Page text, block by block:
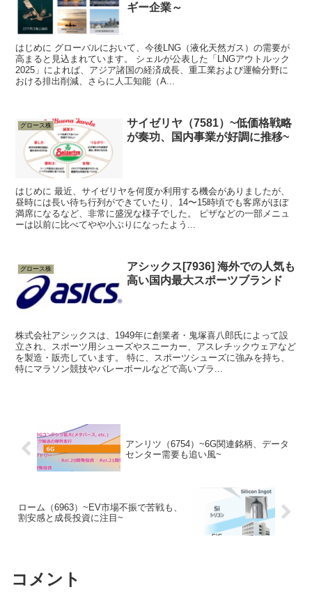
ギー企業～
はじめに グローバルにおいて、今後LNG（液化天然ガス）の需要が
高まると見込まれています。 シェルが公表した「LNGアウトルック
2025」によれば、アジア諸国の経済成長、重工業および運輸分野に
おける排出削減、さらに人工知能（A...
グロース株
サイゼリヤ（7581）~低価格戦略
が奏功、国内事業が好調に推移~
はじめに 最近、サイゼリヤを何度か利用する機会がありましたが、
昼時には長い待ち行列ができていたり、14〜15時頃でも客席がほぼ
満席になるなど、非常に盛況な様子でした。 ピザなどの一部メニュ
ーは以前に比べてやや小ぶりになったよう...
グロース株
アシックス[7936] 海外での人気も
高い国内最大スポーツブランド
株式会社アシックスは、1949年に創業者・鬼塚喜八郎氏によって設
立され、スポーツ用シューズやスニーカー、アスレチックウェアなど
を製造・販売しています。 特に、スポーツシューズに強みを持ち、
特にマラソン競技やバレーボールなどで高いブラ...
アンリツ（6754）~6G関連銘柄、データ
センター需要も追い風~
ローム（6963）~EV市場不振で苦戦も、
割安感と成長投資に注目~
コメント